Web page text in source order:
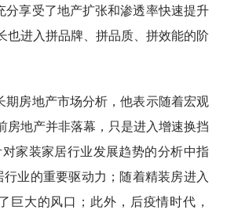
享受了地产扩张和渗透率快速提升
也进入拼品牌、拼品质、拼效能的阶
房地产市场分析，他表示随着宏观
地产并非落幕，只是进入增速换挡
家装家居行业发展趋势的分析中指
业的重要驱动力；随着精装房进入
大的风口；此外，后疫情时代，